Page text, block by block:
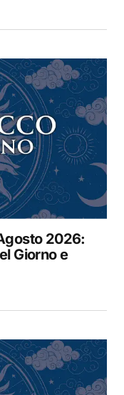
2026:
Giorno e